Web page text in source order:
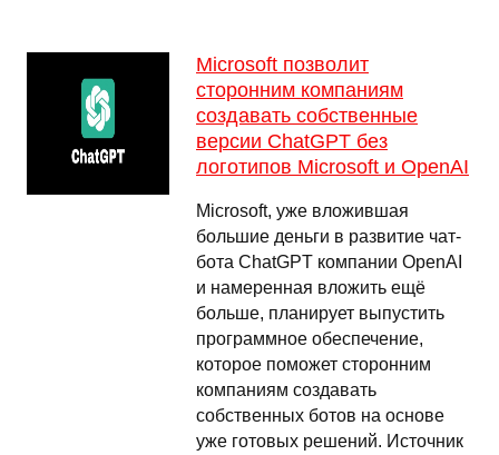
Microsoft позволит
сторонним компаниям
создавать собственные
версии ChatGPT без
логотипов Microsoft и OpenAI
Microsoft, уже вложившая
большие деньги в развитие чат-
бота ChatGPT компании OpenAI
и намеренная вложить ещё
больше, планирует выпустить
программное обеспечение,
которое поможет сторонним
компаниям создавать
собственных ботов на основе
уже готовых решений. Источник